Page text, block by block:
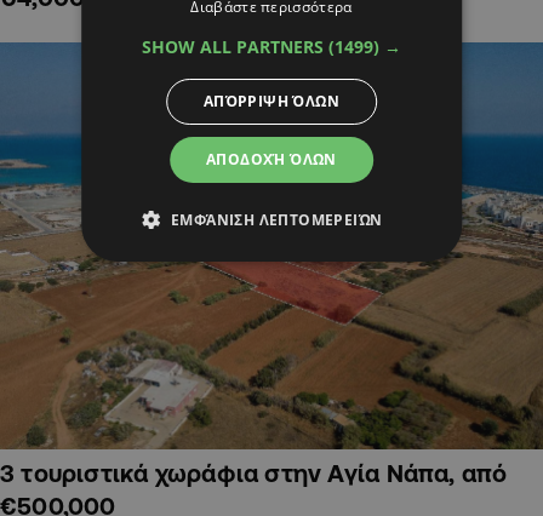
3 τουριστικά χωράφια στην Αγία Νάπα, από
€500,000
Διαβάστε περισσότερα
SHOW ALL PARTNERS (1499) →
ΑΠΟΔΟΧΉ ΌΛΩΝ
ΑΠΌΡΡΙΨΗ ΌΛΩΝ
ΕΜΦΆΝΙΣΗ ΛΕΠΤΟΜΕΡΕΙΏΝ